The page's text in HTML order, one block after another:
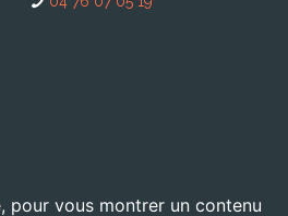
pour vous montrer un contenu